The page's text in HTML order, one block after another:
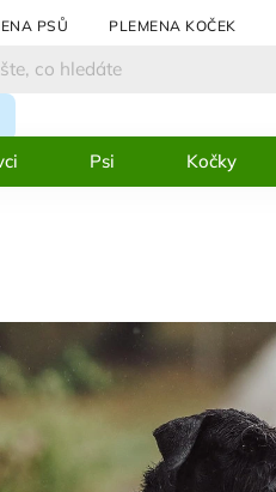
PSŮ PLEMENA KOČEK
Psi Kočky